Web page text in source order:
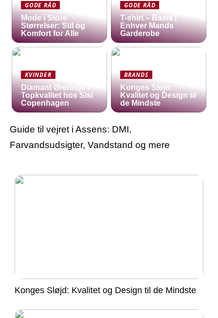
GODE RÅD
Mode i Store
Størrelser: Stil og
Komfort for Alle
GODE RÅD
T-shirt – Basis i
Enhver Mands
Garderobe
KVINDER
Diamant Øreringe i
Topkvalitet hos Sisi
Copenhagen
BRANDS
Konges Sløjd:
Kvalitet og Design til
de Mindste
Guide til vejret i Assens: DMI,
Farvandsudsigter, Vandstand og mere
Konges Sløjd: Kvalitet og Design til de Mindste